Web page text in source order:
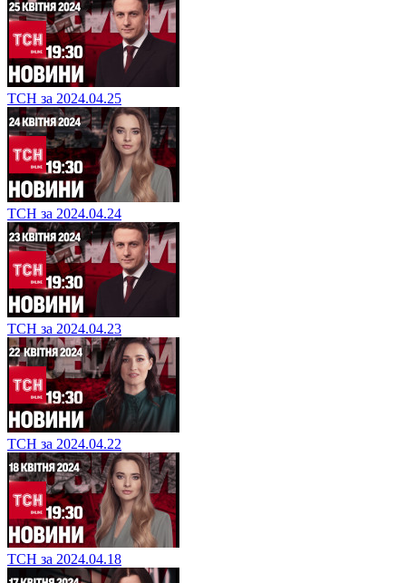
ТСН за 2024.04.25
ТСН за 2024.04.24
ТСН за 2024.04.23
ТСН за 2024.04.22
ТСН за 2024.04.18